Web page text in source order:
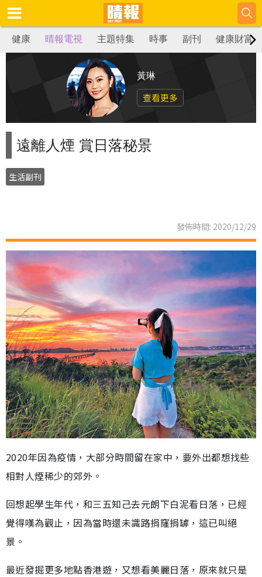
健康 晴報電視 主題特集 時事 副刊 健康財富
黃琳
查看更多
遠離人煙 賞日落秘景
生活副刊
發佈時間: 2020/12/29
2020年因為疫情，大部分時間留在家中，要外出都想找些
相對人煙稀少的郊外。
回想起學生年代，和三五知己去元朗下白泥看日落，已經
覺得嘆為觀止，因為當時還未識路捐窿捐罅，這已叫絕
景。
最近發掘更多地點香港遊，又想看美麗日落，原來就只是